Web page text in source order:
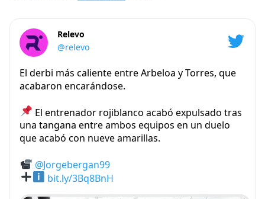
Relevo
@relevo
El derbi más caliente entre Arbeloa y Torres, que
acabaron encarándose.
El entrenador rojiblanco acabó expulsado tras
una tangana entre ambos equipos en un duelo
que acabó con nueve amarillas.
@Jorgebergan99
bit.ly/3Bq8BnH